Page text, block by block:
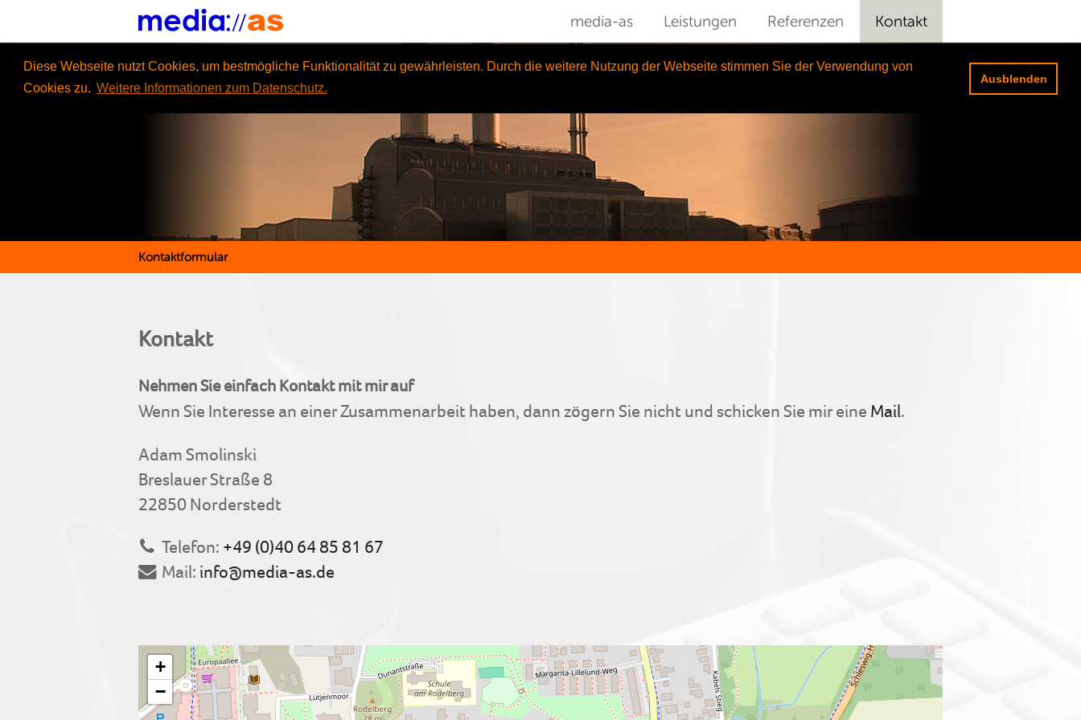
Diese Webseite nutzt Cookies, um bestmögliche Funktionalität zu gewährleisten. Durch die weitere Nutzung der Webseite stimmen Sie der Verwendung von
Cookies zu. Weitere Informationen zum Datenschutz.
Ausblenden
media-as Leistungen Referenzen Kontakt
Kontaktformular
Kontakt
Nehmen Sie einfach Kontakt mit mir auf
Wenn Sie Interesse an einer Zusammenarbeit haben, dann zögern Sie nicht und schicken Sie mir eine Mail.
Adam Smolinski
Breslauer Straße 8
22850 Norderstedt
Telefon: +49 (0)40 64 85 81 67
Mail: info@media-as.de
+
−